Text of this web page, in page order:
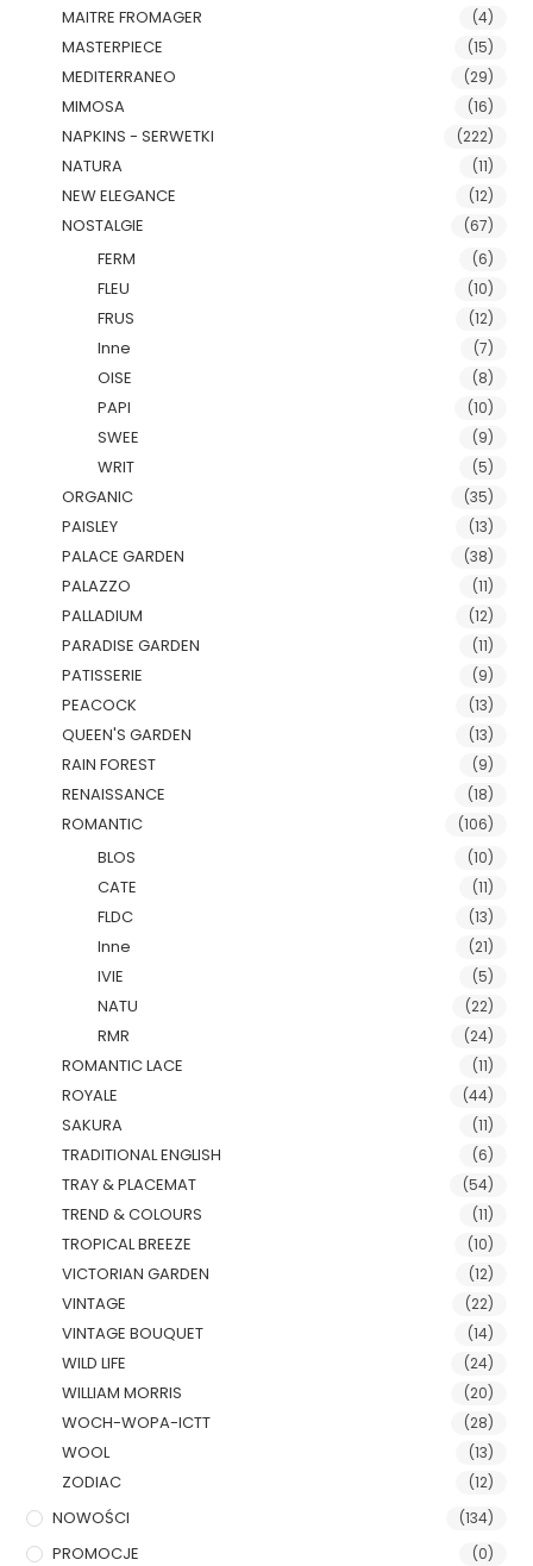
MAITRE FROMAGER (4)
MASTERPIECE (15)
MEDITERRANEO (29)
MIMOSA (16)
NAPKINS - SERWETKI (222)
NATURA (11)
NEW ELEGANCE (12)
NOSTALGIE (67)
FERM (6)
FLEU (10)
FRUS (12)
Inne (7)
OISE (8)
PAPI (10)
SWEE (9)
WRIT (5)
ORGANIC (35)
PAISLEY (13)
PALACE GARDEN (38)
PALAZZO (11)
PALLADIUM (12)
PARADISE GARDEN (11)
PATISSERIE (9)
PEACOCK (13)
QUEEN'S GARDEN (13)
RAIN FOREST (9)
RENAISSANCE (18)
ROMANTIC (106)
BLOS (10)
CATE (11)
FLDC (13)
Inne (21)
IVIE (5)
NATU (22)
RMR (24)
ROMANTIC LACE (11)
ROYALE (44)
SAKURA (11)
TRADITIONAL ENGLISH (6)
TRAY & PLACEMAT (54)
TREND & COLOURS (11)
TROPICAL BREEZE (10)
VICTORIAN GARDEN (12)
VINTAGE (22)
VINTAGE BOUQUET (14)
WILD LIFE (24)
WILLIAM MORRIS (20)
WOCH-WOPA-ICTT (28)
WOOL (13)
ZODIAC (12)
NOWOŚCI (134)
PROMOCJE (0)